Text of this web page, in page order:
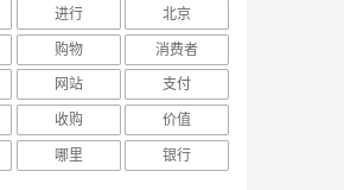
进行
北京
购物
消费者
网站
支付
收购
价值
哪里 银行